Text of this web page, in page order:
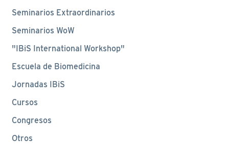
Seminarios Extraordinarios
Seminarios WoW
"IBiS International Workshop"
Escuela de Biomedicina
Jornadas IBiS
Cursos
Congresos
Otros